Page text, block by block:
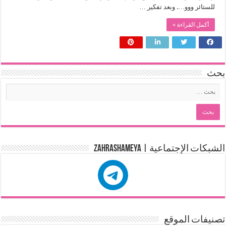
ﻟﻠﺴﺘﺎﺋﺮ ﻭﻭﻭ…. ﻭﺑﻌﺪ ﺗﻔﻜﻴﺮ …
أكمل القراءة »
بحث
الشبكات الإجتماعية | zahrashameya
تصنيفات الموقع